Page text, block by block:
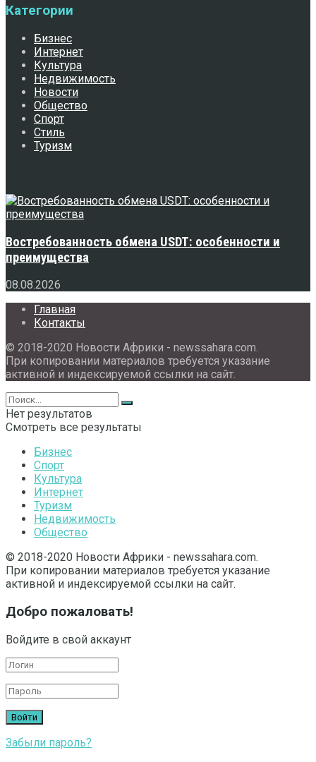
Категории
Бизнес
Интернет
Культура
Недвижимость
Новости
Общество
Спорт
Стиль
Туризм
Востребованность обмена USDT: особенности и
преимущества
08.08.2026
Главная
Контакты
© 2018-2020 Новости Африки - newssahara.com.
При копировании материалов требуется указание
активной и индексируемой ссылки на сайт.
Нет результатов
Смотреть все результаты
Бизнес
Спорт
Культура
Интернет
Туризм
Недвижимость
Общество
© 2018-2020 Новости Африки - newssahara.com.
При копировании материалов требуется указание
активной и индексируемой ссылки на сайт.
Добро пожаловать!
Войдите в свой аккаунт
Забыли пароль?